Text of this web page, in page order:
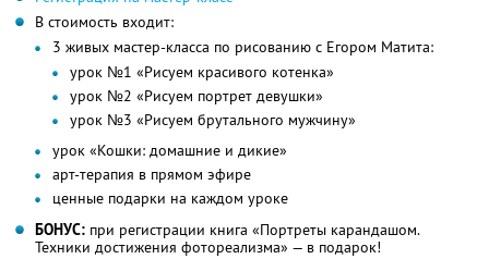
В стоимость входит:
3 живых мастер-класса по рисованию с Егором Матита:
урок №1 «Рисуем красивого котенка»
урок №2 «Рисуем портрет девушки»
урок №3 «Рисуем брутального мужчину»
урок «Кошки: домашние и дикие»
арт-терапия в прямом эфире
ценные подарки на каждом уроке
БОНУС: при регистрации книга «Портреты карандашом.
Техники достижения фотореализма» — в подарок!